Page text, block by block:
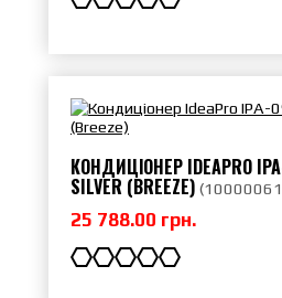
КОНДИЦІОНЕР IDEAPRO
SILVER (BREEZE) (10000061
25 788.00 грн.